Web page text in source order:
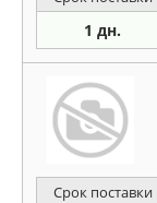
1 дн.
Срок поставки